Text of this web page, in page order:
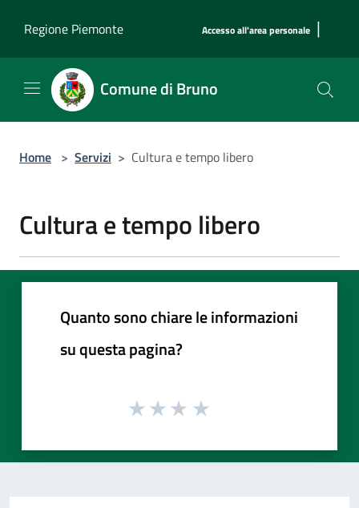
Regione Piemonte
Accesso all'area personale |
Comune di Bruno
Home > Servizi > Cultura e tempo libero
Cultura e tempo libero
Quanto sono chiare le informazioni
su questa pagina?